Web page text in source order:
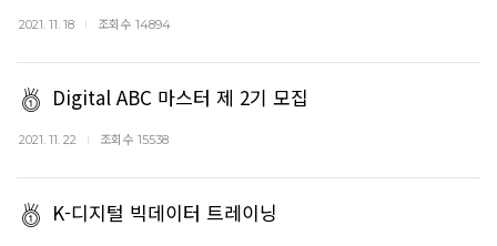
2021. 11. 18 조회수 14894
Digital ABC 마스터 제 2기 모집
2021. 11. 22 조회수 15538
K-디지털 빅데이터 트레이닝